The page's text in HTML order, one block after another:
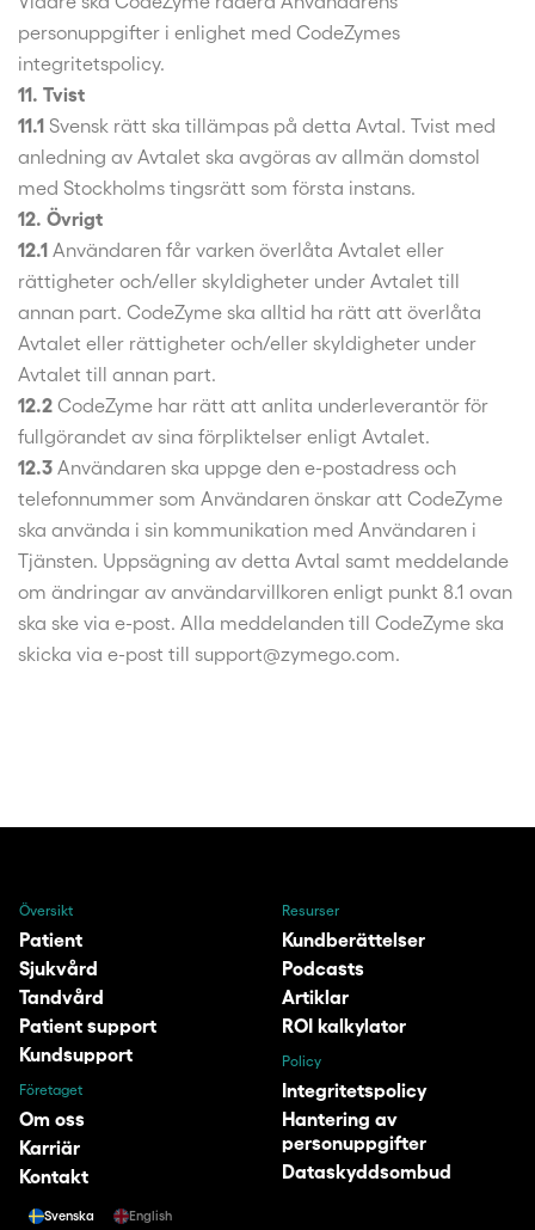
personuppgifter i enlighet med CodeZymes
integritetspolicy.
11. Tvist
11.1 Svensk rätt ska tillämpas på detta Avtal. Tvist med
anledning av Avtalet ska avgöras av allmän domstol
med Stockholms tingsrätt som första instans.
12. Övrigt
12.1 Användaren får varken överlåta Avtalet eller
rättigheter och/eller skyldigheter under Avtalet till
annan part. CodeZyme ska alltid ha rätt att överlåta
Avtalet eller rättigheter och/eller skyldigheter under
Avtalet till annan part.
12.2 CodeZyme har rätt att anlita underleverantör för
fullgörandet av sina förpliktelser enligt Avtalet.
12.3 Användaren ska uppge den e-postadress och
telefonnummer som Användaren önskar att CodeZyme
ska använda i sin kommunikation med Användaren i
Tjänsten. Uppsägning av detta Avtal samt meddelande
om ändringar av användarvillkoren enligt punkt 8.1 ovan
ska ske via e-post. Alla meddelanden till CodeZyme ska
skicka via e-post till support@zymego.com.
Översikt
Patient
Sjukvård
Tandvård
Patient support
Kundsupport
Företaget
Om oss
Karriär
Kontakt
Svenska English
Resurser
Kundberättelser
Podcasts
Artiklar
ROI kalkylator
Policy
Integritetspolicy
Hantering av
personuppgifter
Dataskyddsombud